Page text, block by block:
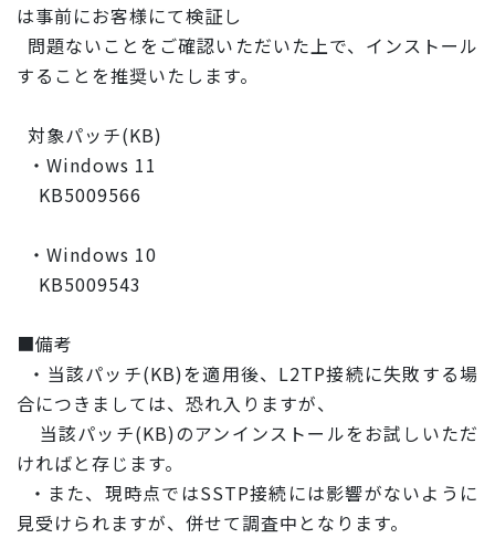
は事前にお客様にて検証し
問題ないことをご確認いただいた上で、インストール
することを推奨いたします。
対象パッチ(KB)
・Windows 11
KB5009566
・Windows 10
KB5009543
■備考
・当該パッチ(KB)を適用後、L2TP接続に失敗する場
合につきましては、恐れ入りますが、
当該パッチ(KB)のアンインストールをお試しいただ
ければと存じます。
・また、現時点ではSSTP接続には影響がないように
見受けられますが、併せて調査中となります。